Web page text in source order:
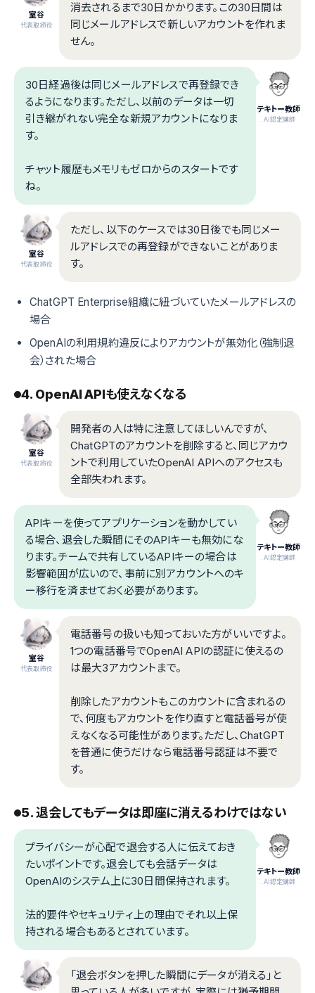
室谷
代表取締役
消去されるまで30日かかります。この30日間は
同じメールアドレスで新しいアカウントを作れま
せん。
テキトー教師
.AI認定講師
30日経過後は同じメールアドレスで再登録でき
るようになります。ただし、以前のデータは一切
引き継がれない完全な新規アカウントになりま
す。
チャット履歴もメモリもゼロからのスタートです
ね。
室谷
代表取締役
ただし、以下のケースでは30日後でも同じメー
ルアドレスでの再登録ができないことがありま
す。
ChatGPT Enterprise組織に紐づいていたメールアドレスの
場合
OpenAIの利用規約違反によりアカウントが無効化（強制退
会）された場合
4. OpenAI APIも使えなくなる
室谷
代表取締役
開発者の人は特に注意してほしいんですが、
ChatGPTのアカウントを削除すると、同じアカウ
ントで利用していたOpenAI APIへのアクセスも
全部失われます。
テキトー教師
.AI認定講師
APIキーを使ってアプリケーションを動かしてい
る場合、退会した瞬間にそのAPIキーも無効にな
ります。チームで共有しているAPIキーの場合は
影響範囲が広いので、事前に別アカウントへのキ
ー移行を済ませておく必要があります。
室谷
代表取締役
電話番号の扱いも知っておいた方がいいですよ。
1つの電話番号でOpenAI APIの認証に使えるの
は最大3アカウントまで。
削除したアカウントもこのカウントに含まれるの
で、何度もアカウントを作り直すと電話番号が使
えなくなる可能性があります。ただし、ChatGPT
を普通に使うだけなら電話番号認証は不要で
す。
5. 退会してもデータは即座に消えるわけではない
テキトー教師
.AI認定講師
プライバシーが心配で退会する人に伝えておき
たいポイントです。退会しても会話データは
OpenAIのシステム上に30日間保持されます。
法的要件やセキュリティ上の理由でそれ以上保
持される場合もあるとされています。
「退会ボタンを押した瞬間にデータが消える」と